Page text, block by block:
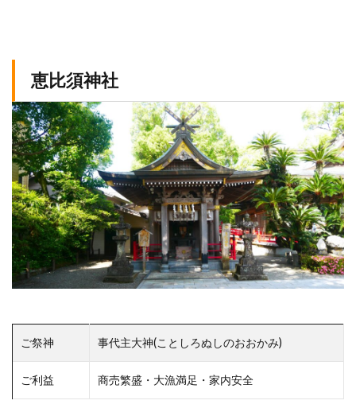
恵比須神社
ご祭神 事代主大神(ことしろぬしのおおかみ)
ご利益 商売繁盛・大漁満足・家内安全